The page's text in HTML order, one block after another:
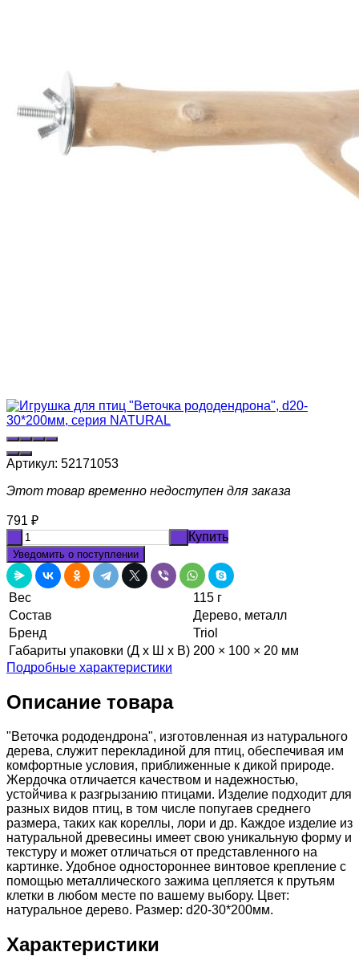
Артикул: 52171053
Этот товар временно недоступен для заказа
791 ₽
Купить
Уведомить о поступлении
Вес
115 г
Состав
Дерево, металл
Бренд
Triol
Габариты упаковки (Д х Ш х В) 200 × 100 × 20 мм
Подробные характеристики
Описание товара
"Веточка рододендрона", изготовленная из натурального
дерева, служит перекладиной для птиц, обеспечивая им
комфортные условия, приближенные к дикой природе.
Жердочка отличается качеством и надежностью,
устойчива к разгрызанию птицами. Изделие подходит для
разных видов птиц, в том числе попугаев среднего
размера, таких как кореллы, лори и др. Каждое изделие из
натуральной древесины имеет свою уникальную форму и
текстуру и может отличаться от представленного на
картинке. Удобное одностороннее винтовое крепление с
помощью металлического зажима цепляется к прутьям
клетки в любом месте по вашему выбору. Цвет:
натуральное дерево. Размер: d20-30*200мм.
Характеристики